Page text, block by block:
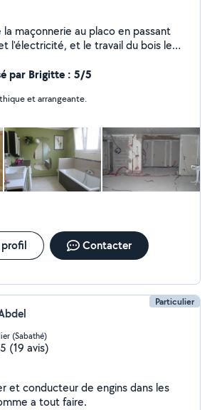
au placo en passant
l'électricité, et le travail du bois le
par Brigitte : 5/5
et arrangeante.
Contacter
Particulier
(Sabathé)
(19 avis)
et conducteur de engins dans les
a tout faire.